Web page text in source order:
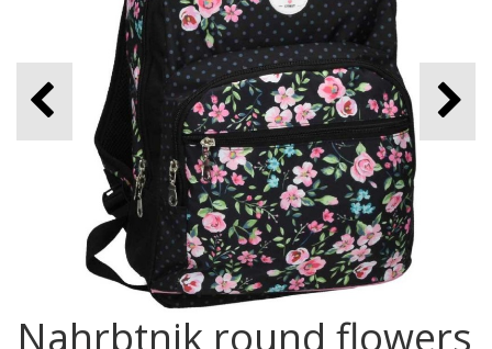
Nahrbtnik round flowers